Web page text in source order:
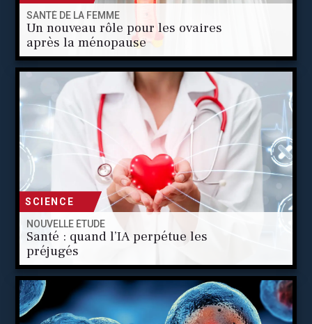
SANTÉ DE LA FEMME
Un nouveau rôle pour les ovaires
après la ménopause
SCIENCE
NOUVELLE ÉTUDE
Santé : quand l’IA perpétue les
préjugés